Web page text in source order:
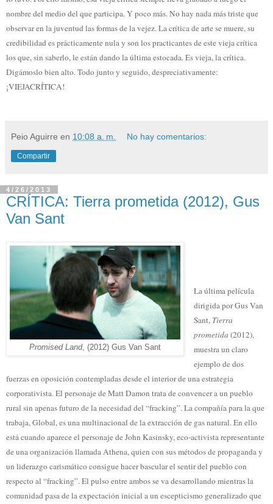
nombre del medio del que participa. Y poco más. No hay nada más triste que
observar en la juventud las formas de la vejez. La crítica de arte se muere, su
credibilidad es prácticamente nula y son los practicantes de este vieja crítica
los que, sin saberlo, le están dando la última estocada. Es vieja, la crítica.
Digámoslo bien alto. Todo junto y seguido, despreciativamente:
¡VIEJACRÍTICA!
Peio Aguirre en 10:08 a. m. No hay comentarios:
Compartir
4/26/2013
CRÍTICA: Tierra prometida (2012), Gus
Van Sant
Promised Land, (2012) Gus Van Sant
La última película
dirigida por Gus Van
Sant, Tierra
prometida (2012),
muestra un claro
ejemplo de dos
fuerzas en oposición contempladas desde el interior de una estrategia
corporativista. El personaje de Matt Damon trata de convencer a un pueblo
rural sin apenas futuro de la necesidad del “fracking”. La compañía para la que
trabaja, Global, es una multinacional de la extracción de gas natural. En ello
está cuando aparece el personaje de John Kasinsky, eco-activista representante
de una organización llamada Athena, quien con sus métodos de propaganda y
un liderazgo carismático consigue hacer bascular el sentir del pueblo con
respecto al “fracking”. El pulso entre ambos se va desarrollando mientras la
comunidad pasa de la expectación inicial a un escepticismo generalizado que